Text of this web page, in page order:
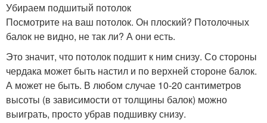
Убираем подшитый потолок
Посмотрите на ваш потолок. Он плоский? Потолочных
балок не видно, не так ли? А они есть.
Это значит, что потолок подшит к ним снизу. Со стороны
чердака может быть настил и по верхней стороне балок.
А может не быть. В любом случае 10-20 сантиметров
высоты (в зависимости от толщины балок) можно
выиграть, просто убрав подшивку снизу.